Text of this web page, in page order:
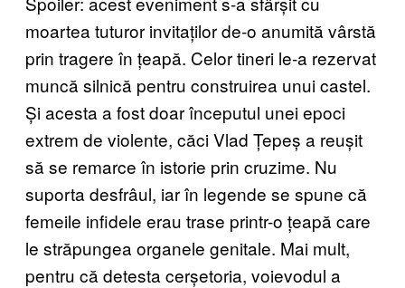
moartea tuturor invitaților de-o anumită vârstă
prin tragere în țeapă. Celor tineri le-a rezervat
muncă silnică pentru construirea unui castel.
Și acesta a fost doar începutul unei epoci
extrem de violente, căci Vlad Țepeș a reușit
să se remarce în istorie prin cruzime. Nu
suporta desfrâul, iar în legende se spune că
femeile infidele erau trase printr-o țeapă care
le străpungea organele genitale. Mai mult,
pentru că detesta cerșetoria, voievodul a